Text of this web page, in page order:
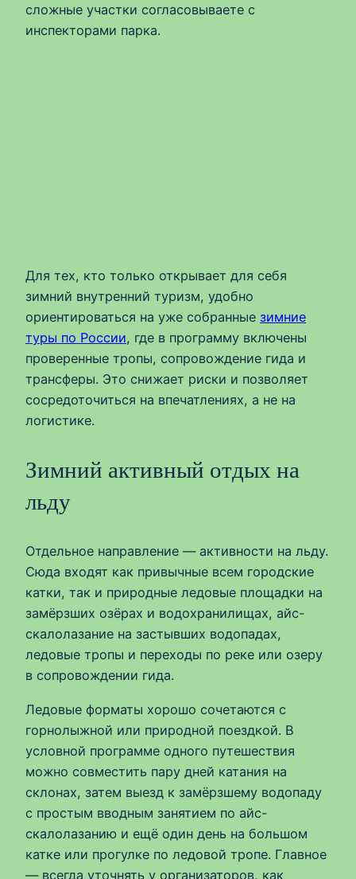
сложные участки согласовываете с
инспекторами парка.
Для тех, кто только открывает для себя
зимний внутренний туризм, удобно
ориентироваться на уже собранные зимние
туры по России, где в программу включены
проверенные тропы, сопровождение гида и
трансферы. Это снижает риски и позволяет
сосредоточиться на впечатлениях, а не на
логистике.
Зимний активный отдых на
льду
Отдельное направление — активности на льду.
Сюда входят как привычные всем городские
катки, так и природные ледовые площадки на
замёрзших озёрах и водохранилищах, айс-
скалолазание на застывших водопадах,
ледовые тропы и переходы по реке или озеру
в сопровождении гида.
Ледовые форматы хорошо сочетаются с
горнолыжной или природной поездкой. В
условной программе одного путешествия
можно совместить пару дней катания на
склонах, затем выезд к замёрзшему водопаду
с простым вводным занятием по айс-
скалолазанию и ещё один день на большом
катке или прогулке по ледовой тропе. Главное
— всегда уточнять у организаторов, как